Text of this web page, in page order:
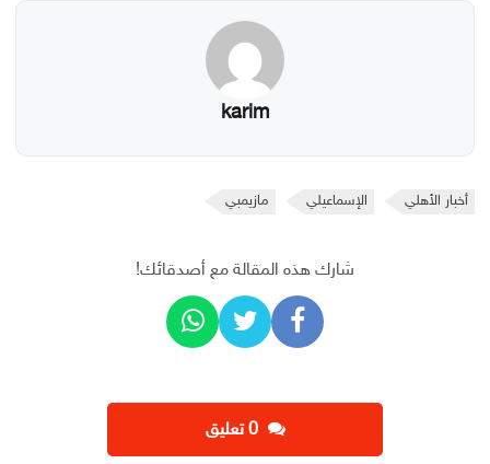
karim
أخبار الأهلي الإسماعيلي مازيمبي
شارك هذه المقالة مع أصدقائك!
‫0 تعليق